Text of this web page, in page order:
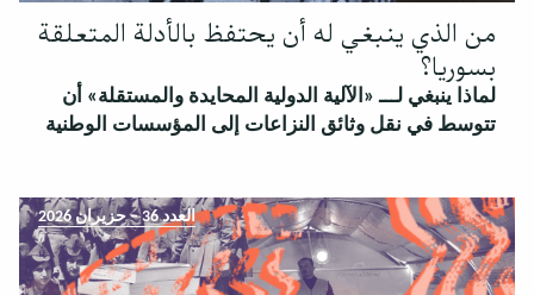
من الذي ينبغي له أن يحتفظ بالأدلة المتعلقة
بسوريا؟
لماذا ينبغي لـــ «الآلية الدولية المحايدة والمستقلة» أن
تتوسط في نقل وثائق النزاعات إلى المؤسسات الوطنية
العدد 36 – حزيران 2026